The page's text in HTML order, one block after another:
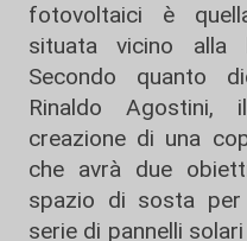
fotovoltaici è
situata vicino alla
Secondo quanto
Rinaldo
creazione di una
che avrà due
spazio di sosta
serie di pannelli